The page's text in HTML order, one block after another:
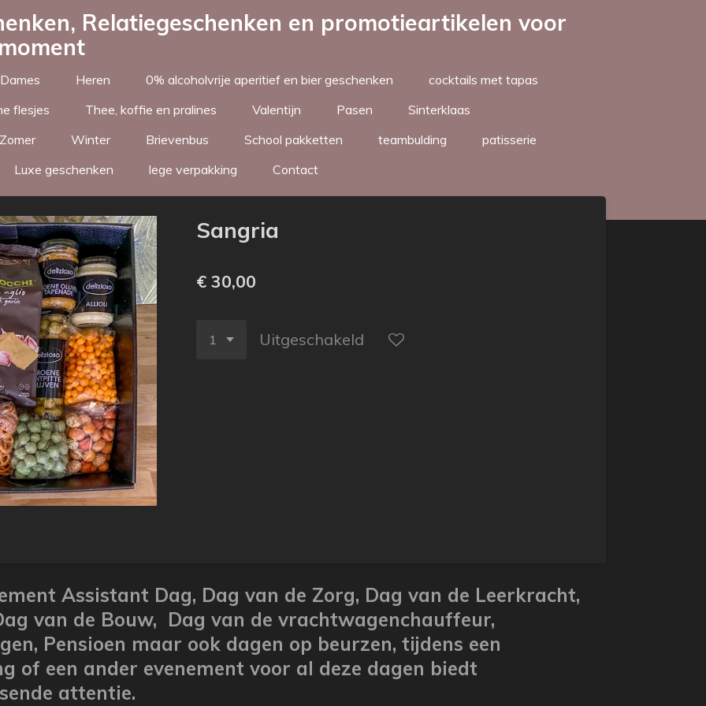
Relatiegeschenken en promotieartikelen voor
Dames Heren 0% alcoholvrije aperitief en bier geschenken
cocktails met tapas
flesjes Thee, koffie en pralines Valentijn Pasen
Sinterklaas
Zomer Winter Brievenbus School pakketten teambulding
patisserie
Luxe geschenken lege verpakking Contact
Sangria
€ 30,00
Uitgeschakeld
Assistant Dag, Dag van de Zorg, Dag van de Leerkracht,
van de Bouw, Dag van de vrachtwagenchauffeur,
Pensioen maar ook dagen op beurzen, tijdens een
of een ander evenement voor al deze dagen biedt
attentie.